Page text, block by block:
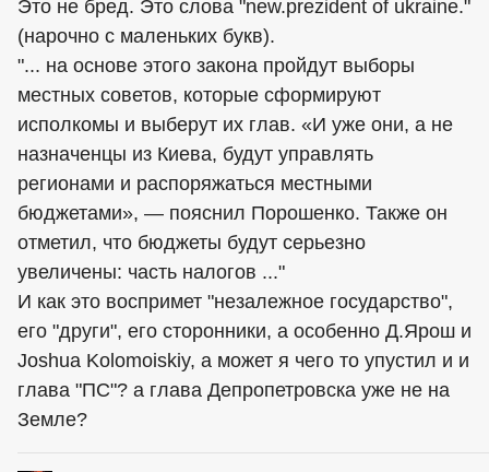
Это не бред. Это слова "new.prezident of ukraine."
(нарочно с маленьких букв).
"... на основе этого закона пройдут выборы
местных советов, которые сформируют
исполкомы и выберут их глав. «И уже они, а не
назначенцы из Киева, будут управлять
регионами и распоряжаться местными
бюджетами», — пояснил Порошенко. Также он
отметил, что бюджеты будут серьезно
увеличены: часть налогов ..."
И как это воспримет "незалежное государство",
его "други", его сторонники, а особенно Д.Ярош и
Joshua Kolomoiskiy, а может я чего то упустил и и
глава "ПС"? а глава Депропетровска уже не на
Земле?